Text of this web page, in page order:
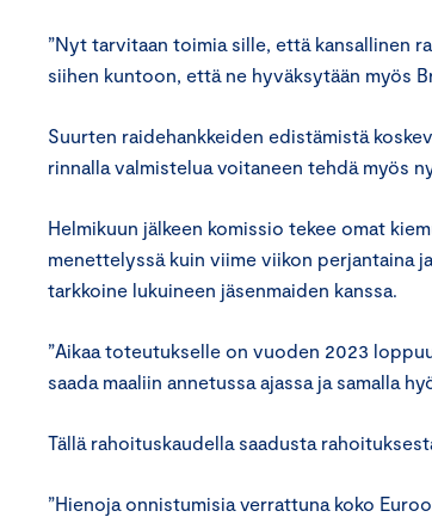
”Nyt tarvitaan toimia sille, että kansallinen
siihen kuntoon, että ne hyväksytään myös
Suurten raidehankkeiden edistämistä
rinnalla valmistelua voitaneen tehdä myös
Helmikuun jälkeen komissio tekee omat
menettelyssä kuin viime viikon perjantaina
tarkkoine lukuineen jäsenmaiden kanssa.
”Aikaa toteutukselle on vuoden 2023
saada maaliin annetussa ajassa ja samalla
Tällä rahoituskaudella saadusta
”Hienoja onnistumisia verrattuna koko